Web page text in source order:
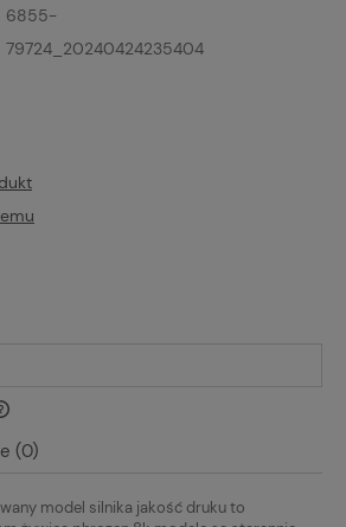
6855-
79724_20240424235404
kosztów płatności
(0)
model silnika jakość druku to